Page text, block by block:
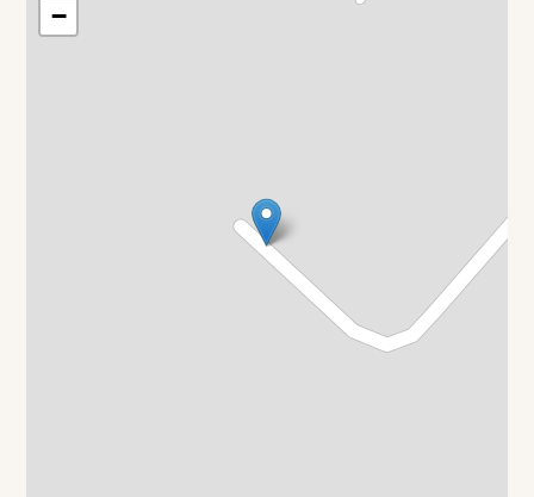
−